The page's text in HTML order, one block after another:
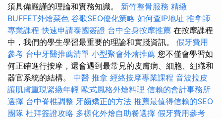
須具備嚴謹的理論和實務知識。 新竹整骨服務 精緻
BUFFET外燴菜色 谷歌SEO優化策略 如何查IP地址 推拿師
專業課程快速申請泰國簽證 台中全身按摩推薦 在按摩課程
中，我們的學生學習最重要的理論和實踐資訊。 假牙費用
參考 台中牙醫推薦清單 小型聚會外燴推薦 您不僅會學習如
何正確進行按摩，還會遇到最常見的皮膚病、細胞、組織和
器官系統的結構。 中醫 推拿 經絡按摩專業課程 音波拉皮
讓肌膚重現緊緻年輕 歐式風格外燴料理 信賴的會計事務所
選擇 台中脊椎調整 牙齒矯正的方法 推薦最值得信賴的SEO
團隊 杜拜簽證攻略 多樣化外燴自助餐選擇 假牙費用參考